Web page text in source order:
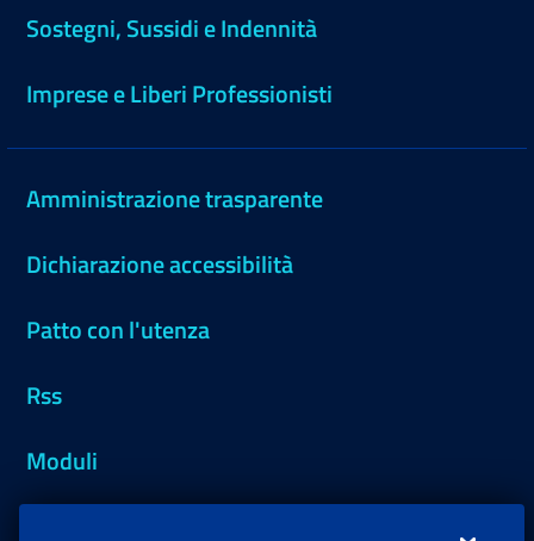
Sostegni, Sussidi e Indennità
Imprese e Liberi Professionisti
Amministrazione trasparente
Dichiarazione accessibilità
Patto con l'utenza
Rss
Moduli